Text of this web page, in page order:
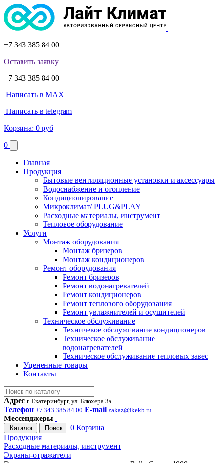
+7 343 385 84 00
Оставить заявку
+7 343 385 84 00
Написать в MAX
Написать в telegram
Корзина: 0 руб
0
Главная
Продукция
Бытовые вентиляционные установки и аксессуары
Водоснабжение и отопление
Кондиционирование
Микроклимат/ PLUG&PLAY
Расходные материалы, инструмент
Тепловое оборудование
Услуги
Монтаж оборудования
Монтаж бризеров
Монтаж кондиционеров
Ремонт оборудования
Ремонт бризеров
Ремонт водонагревателей
Ремонт кондиционеров
Ремонт теплового оборудования
Ремонт увлажнителей и осушителей
Техническое обслуживание
Техничекое обслуживание кондиционеров
Техническое обслуживание
водонагревателей
Техническое обслуживание тепловых завес
Уцененные товары
Контакты
Адрес г. Екатеринбург, ул. Блюхера 3а
Телефон +7 343 385 84 00 E-mail zakaz@lkekb.ru
Мессенджеры
Каталог Поиск 0 Корзина
Продукция
Расходные материалы, инструмент
Экраны-отражатели